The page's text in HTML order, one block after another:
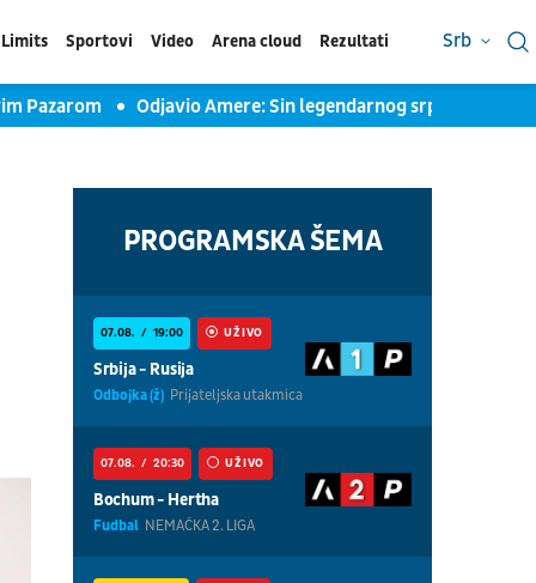
Limits Sportovi Video Arena cloud Rezultati Srb
Pazarom Odjavio Amere: Sin legendarnog srpskog
PROGRAMSKA ŠEMA
07.08. 19:00 UŽIVO
Srbija - Rusija
Odbojka (ž) Prijateljska utakmica
07.08. 20:30 UŽIVO
Bochum - Hertha
Fudbal NEMAČKA 2. LIGA